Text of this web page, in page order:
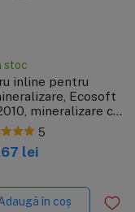
stoc
inline pentru
Ecosoft
mineralizare cu
magneziu si
conectori rapizi
4", 10.8"x2"
5
lei
în coș